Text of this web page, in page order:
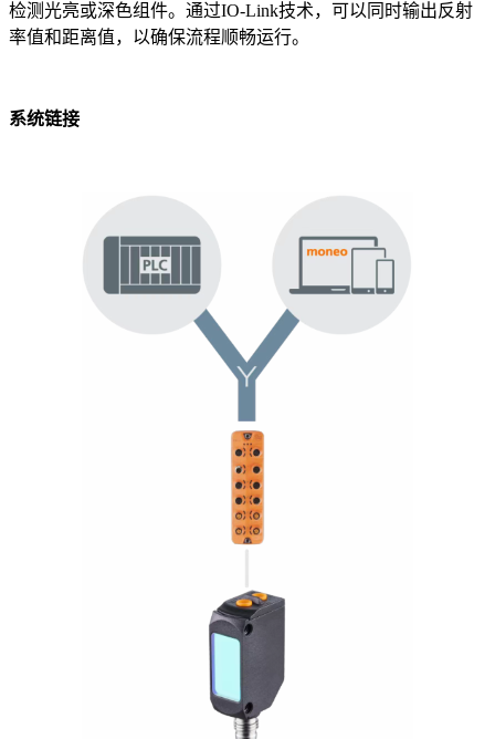
检测光亮或深色组件。通过IO-Link技术，可以同时输出反射
率值和距离值，以确保流程顺畅运行。
系统链接